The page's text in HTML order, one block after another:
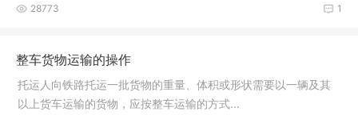
1
28773
整车货物运输的操作
托运人向铁路托运一批货物的重量、体积或形状需要以一辆及其
以上货车运输的货物，应按整车运输的方式...